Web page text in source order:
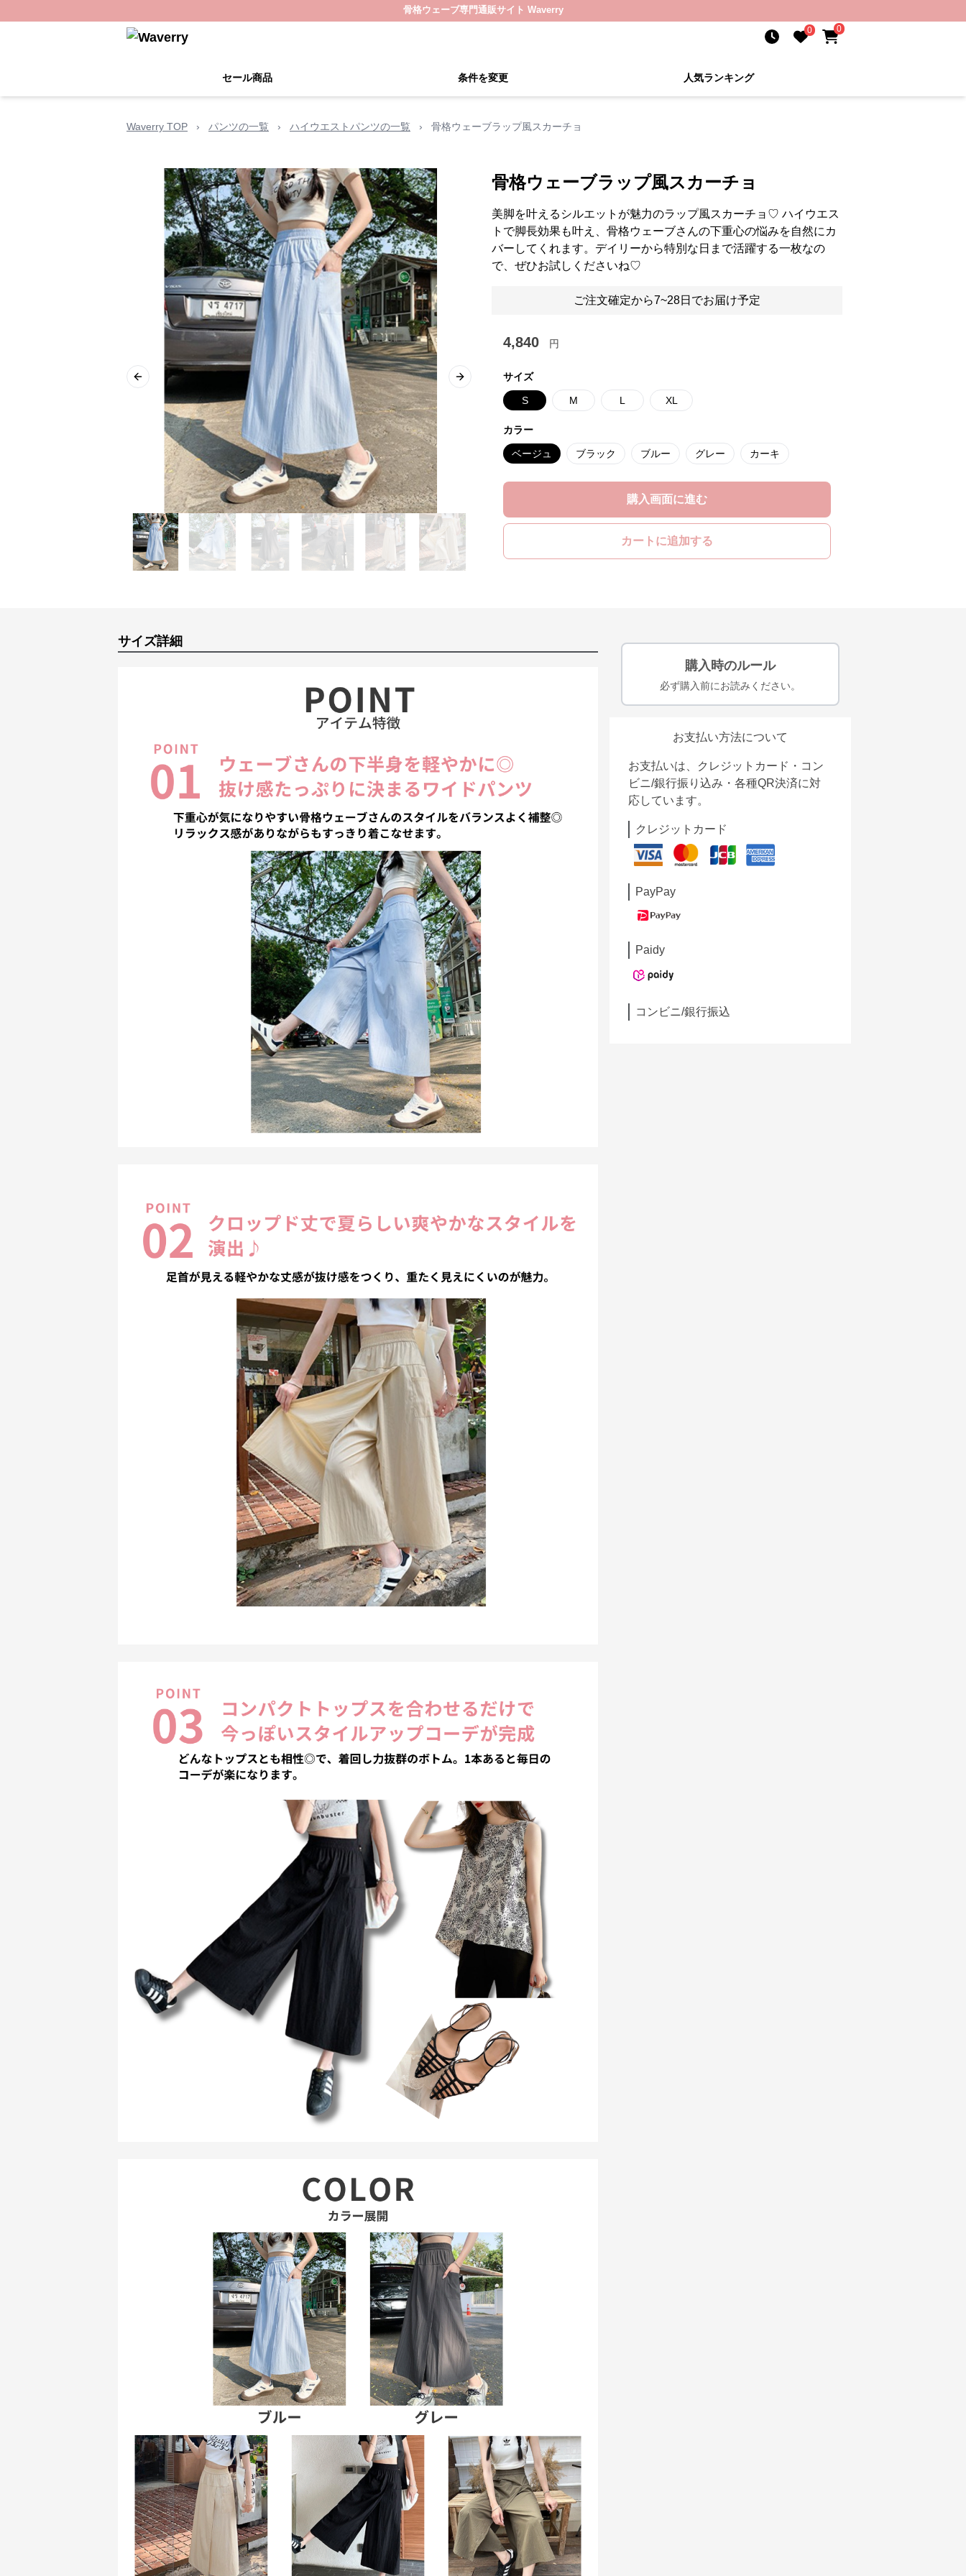
骨格ウェーブ専門通販サイト Waverry
0 0
セール商品 条件を変更 人気ランキング
Waverry TOP › パンツの一覧 › ハイウエストパンツの一覧 › 骨格ウェーブラップ風スカーチョ
Previous slide Next slide
骨格ウェーブラップ風スカーチョ
美脚を叶えるシルエットが魅力のラップ風スカーチョ♡ ハイウエス
トで脚長効果も叶え、骨格ウェーブさんの下重心の悩みを自然にカ
バーしてくれます。デイリーから特別な日まで活躍する一枚なの
で、ぜひお試しくださいね♡
ご注文確定から7~28日でお届け予定
4,840 円
サイズ
S M L XL
カラー
ベージュ ブラック ブルー グレー カーキ
購入画面に進む
カートに追加する
サイズ詳細
購入時のルール
必ず購入前にお読みください。
お支払い方法について
お支払いは、クレジットカード・コン
ビニ/銀行振り込み・各種QR決済に対
応しています。
クレジットカード
PayPay
Paidy
コンビニ/銀行振込